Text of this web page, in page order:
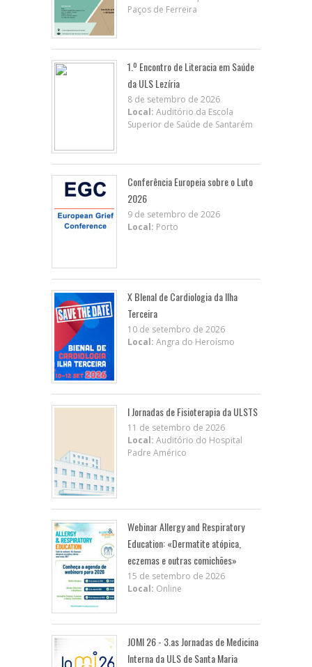
Paços de Ferreira
1.º Encontro de Literacia em Saúde
da ULS Lezíria
8 de setembro de 2026
Local: Auditório da Escola
Superior de Saúde de Santarém
Conferência Europeia sobre o Luto
2026
9 de setembro de 2026
Local: Porto
X BIenal de Cardiologia da Ilha
Terceira
10 de setembro de 2026
Local: Angra do Heroísmo
I Jornadas de Fisioterapia da ULSTS
11 de setembro de 2026
Local: Auditório do Hospital
Padre Américo
Webinar Allergy and Respiratory
Education: «Dermatite atópica,
eczemas e outras comichões»
15 de setembro de 2026
Local: Online
JOMI 26 - 3.as Jornadas de Medicina
Interna da ULS de Santa Maria